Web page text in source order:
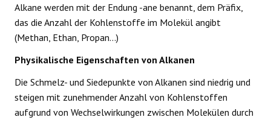
Alkane werden mit der Endung -ane benannt, dem Präfix,
das die Anzahl der Kohlenstoffe im Molekül angibt
(Methan, Ethan, Propan...)
Physikalische Eigenschaften von Alkanen
Die Schmelz- und Siedepunkte von Alkanen sind niedrig und
steigen mit zunehmender Anzahl von Kohlenstoffen
aufgrund von Wechselwirkungen zwischen Molekülen durch